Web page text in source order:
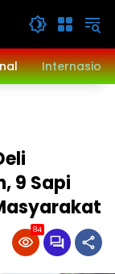
9 Sapi
84